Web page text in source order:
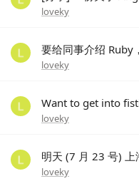
loveky
要给同事介绍 Ruby
loveky
Want to get into
loveky
明天 (7 月 23 号) 上
loveky